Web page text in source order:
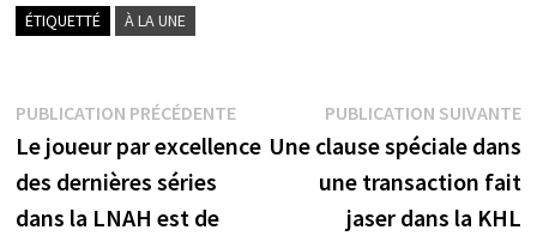
ÉTIQUETTÉ À LA UNE
Navigation
de
l’article
PUBLICATION PRÉCÉDENTEPublication
précédente :
Le joueur par excellence
des dernières séries
dans la LNAH est de
PUBLICATION SUIVANTE
Une clause spéciale dans
une transaction fait
jaser dans la KHL